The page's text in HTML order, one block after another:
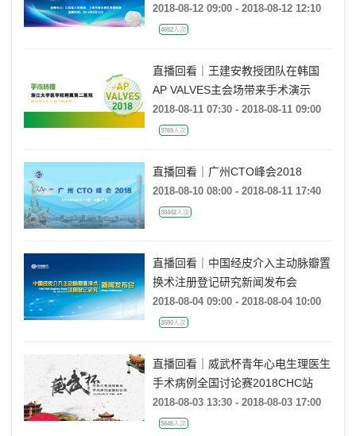
周浦医院站
2018-08-12 09:00 - 2018-08-12 12:10
4652人次
直播回看｜王建安教授团队在韩国
AP VALVES主会场带来手术演示
2018-08-11 07:30 - 2018-08-11 09:00
3769人次
直播回看｜广州CTO峰会2018
2018-08-10 08:00 - 2018-08-11 17:40
38442人次
直播回看｜中国经皮介入主动脉瓣置
换术注册登记研究新闻发布会
2018-08-04 09:00 - 2018-08-04 10:00
3580人次
直播回看｜威武杯青年心电生理医生
手术病例全国讨论赛2018CHC站
2018-08-03 13:30 - 2018-08-03 17:00
5646人次